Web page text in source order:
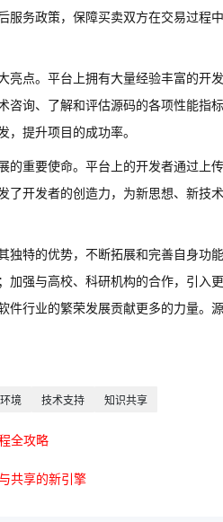
服务政策，保障买卖双方在交易过程
亮点。平台上拥有大量经验丰富的开
咨询、了解和评估源码的各项性能指
提升项目的成功率。
的重要使命。平台上的开发者通过上
了开发者的创造力，为新思想、新技
独特的优势，不断拓展和完善自身功
加强与高校、科研机构的合作，引入
件行业的繁荣发展贡献更多的力量。
境 技术支持 知识共享
全攻略
共享的新引擎